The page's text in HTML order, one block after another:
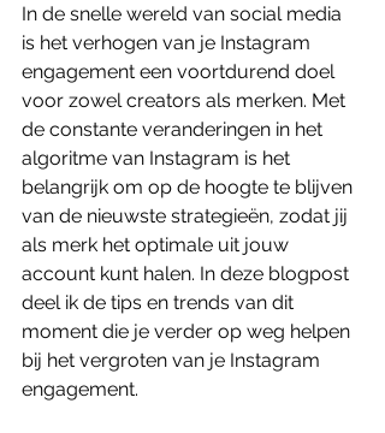
In de snelle wereld van social media
is het verhogen van je Instagram
engagement een voortdurend doel
voor zowel creators als merken. Met
de constante veranderingen in het
algoritme van Instagram is het
belangrijk om op de hoogte te blijven
van de nieuwste strategieën, zodat jij
als merk het optimale uit jouw
account kunt halen. In deze blogpost
deel ik de tips en trends van dit
moment die je verder op weg helpen
bij het vergroten van je Instagram
engagement.